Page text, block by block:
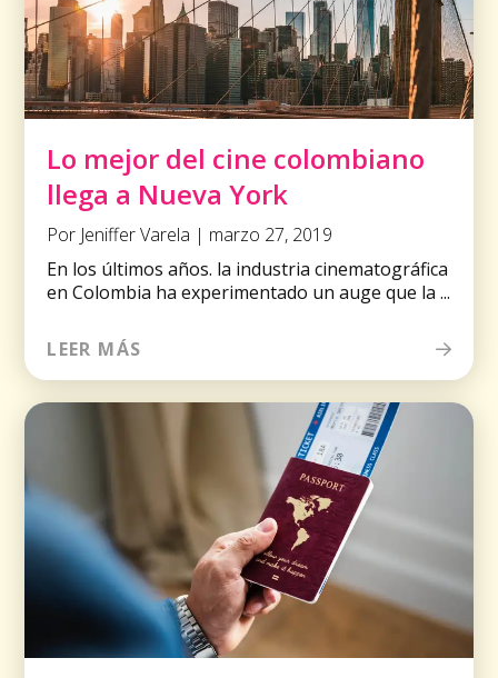
Lo mejor del cine colombiano
llega a Nueva York
Por Jeniffer Varela | marzo 27, 2019
En los últimos años. la industria cinematográfica
en Colombia ha experimentado un auge que la ...
LEER MÁS